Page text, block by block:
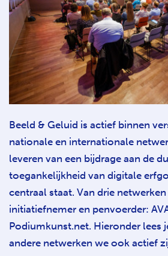
Beeld & Geluid is actief binnen
nationale en internationale
leveren van een bijdrage aan de
toegankelijkheid van digitale
centraal staat. Van drie
initiatiefnemer en penvoerder:
Podiumkunst.net. Hieronder lees
andere netwerken we ook actief